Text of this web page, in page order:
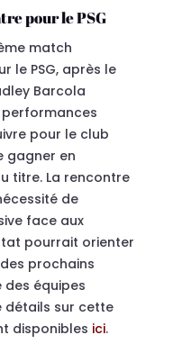
pour le PSG
match
le PSG, après le
Barcola
performances
pour le club
gagner en
titre. La rencontre
de
face aux
pourrait orienter
prochains
équipes
détails sur cette
disponibles ici.